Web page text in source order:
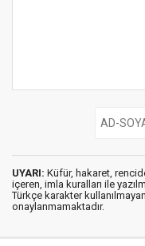
UYARI: Küfür, hakaret,
içeren, imla kuralları ile
Türkçe karakter
onaylanmamaktadır.